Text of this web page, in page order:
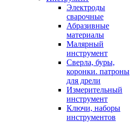
Электроды
сварочные
Абразивные
материалы
Малярный
инструмент
Сверла, буры,
коронки. патроны
для дрели
Измерительный
инструмент
Ключи, наборы
инструментов